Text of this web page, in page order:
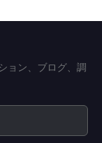
ョン、ブログ、調